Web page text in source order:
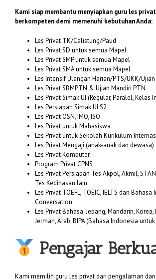
Kami siap membantu menyiapkan guru les
berkompeten demi memenuhi kebutuhan Anda:
Les Privat TK/Calistung/Paud
Les Privat SD untuk semua Mapel
Les Privat SMP untuk semua Mapel
Les Privat SMA untuk semua Mapel
Les Intensif Ulangan Harian/PTS/UKK/
Les Privat SBMPTN & Ujian Mandiri PTN
Les Privat Simak UI (Regular, Paralel, Kelas
Les Persiapan Simak UI S2
Les Privat OSN, IMO, ISO
Les Privat untuk Mahasiswa
Les Privat untuk Sekolah Kurikulum
Les Privat Mengaji (anak-anak dan dewasa)
Les Privat Komputer
Program Privat CPNS
Les Privat Persiapan Tes Akpol, Akmil,
Tes Kedinasan lain
Les Privat TOEFL, TOEIC, IELTS dan Bahasa
Conversation
Les Privat Bahasa: Jepang, Mandarin, Korea,
Jerman, Arab, BIPA (Bahasa Indonesia
Pengajar
Kami memilih guru les privat dari pengalaman